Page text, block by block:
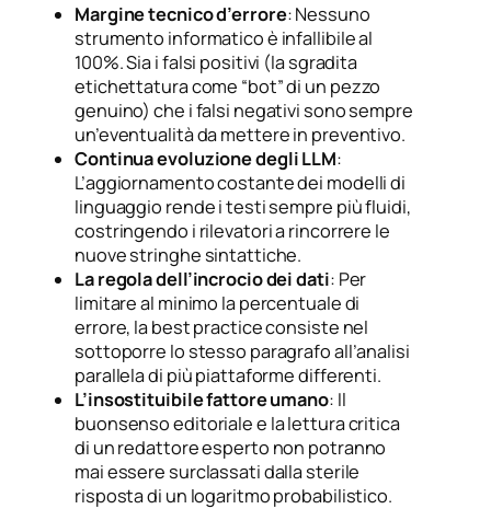
Margine tecnico d’errore: Nessuno
strumento informatico è infallibile al
100%. Sia i falsi positivi (la sgradita
etichettatura come “bot” di un pezzo
genuino) che i falsi negativi sono sempre
un’eventualità da mettere in preventivo.
Continua evoluzione degli LLM:
L’aggiornamento costante dei modelli di
linguaggio rende i testi sempre più fluidi,
costringendo i rilevatori a rincorrere le
nuove stringhe sintattiche.
La regola dell’incrocio dei dati: Per
limitare al minimo la percentuale di
errore, la best practice consiste nel
sottoporre lo stesso paragrafo all’analisi
parallela di più piattaforme differenti.
L’insostituibile fattore umano: Il
buonsenso editoriale e la lettura critica
di un redattore esperto non potranno
mai essere surclassati dalla sterile
risposta di un logaritmo probabilistico.